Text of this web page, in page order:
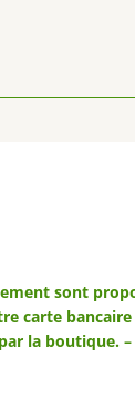
sont
carte
la boutique.